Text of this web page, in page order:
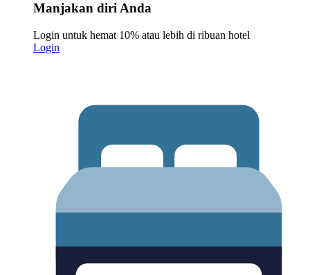
Manjakan diri Anda
Login untuk hemat 10% atau lebih di ribuan hotel
Login